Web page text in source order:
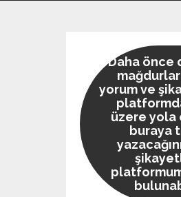
Daha önce
yorum ve
üzere yola
buraya